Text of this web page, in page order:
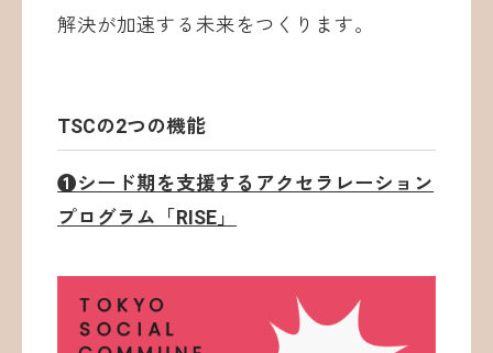
解決が加速する未来をつくります。
TSCの2つの機能
❶シード期を支援するアクセラレーション
プログラム「RISE」